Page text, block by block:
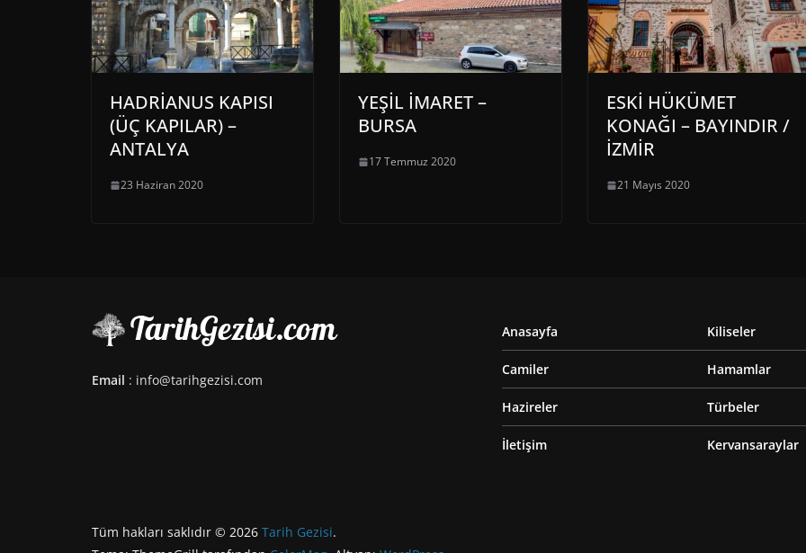
HADRİANUS KAPISI
(ÜÇ KAPILAR) –
ANTALYA
23 Haziran 2020
YEŞİL İMARET –
BURSA
17 Temmuz 2020
ESKİ HÜKÜMET
KONAĞI – BAYINDIR /
İZMİR
21 Mayıs 2020
Email : info@tarihgezisi.com
Anasayfa
Camiler
Hazireler
İletişim
Kiliseler
Hamamlar
Türbeler
Kervansaraylar
Tüm hakları saklıdır © 2026 Tarih Gezisi.